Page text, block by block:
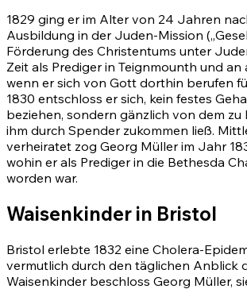
1829 ging er im Alter von 24 Jahren
Ausbildung in der Juden-Mission
Förderung des Christentums unter
Zeit als Prediger in Teignmounth und an
wenn er sich von Gott dorthin berufen
1830 entschloss er sich, kein festes
beziehen, sondern gänzlich von dem zu
ihm durch Spender zukommen ließ.
verheiratet zog Georg Müller im Jahr
wohin er als Prediger in die Bethesda
worden war.
Waisenkinder in Bristol
Bristol erlebte 1832 eine Cholera-
vermutlich durch den täglichen Anblick
Waisenkinder beschloss Georg Müller,